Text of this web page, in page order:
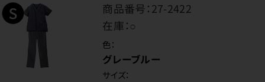
商品番号：27-2422
在庫：○
色：
グレーブルー
サイズ：